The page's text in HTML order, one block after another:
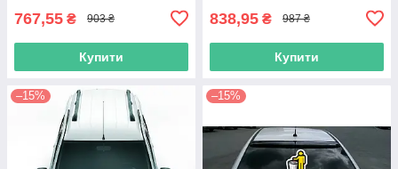
767,55 ₴ 903 ₴
Купити
838,95 ₴ 987 ₴
Купити
–15% –15%